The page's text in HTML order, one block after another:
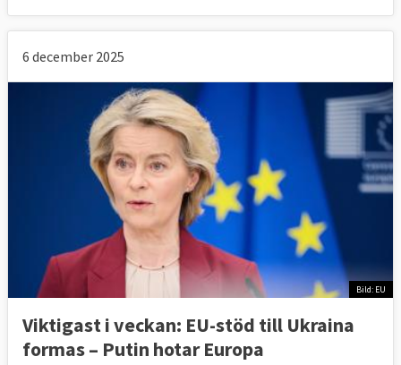
6 december 2025
Bild: EU
Viktigast i veckan: EU-stöd till Ukraina
formas – Putin hotar Europa